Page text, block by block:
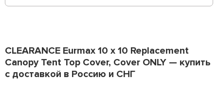
CLEARANCE Eurmax 10 x 10 Replacement
Canopy Tent Top Cover, Cover ONLY — купить
с доставкой в Россию и СНГ